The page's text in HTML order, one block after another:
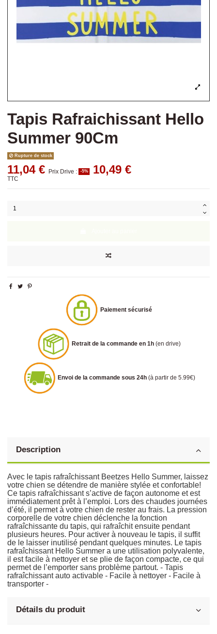
Tapis Rafraichissant Hello
Summer 90Cm
Rupture de stock
11,04 € Prix Drive : -5% 10,49 €
TTC
Paiement sécurisé
Retrait de la commande en 1h (en drive)
Envoi de la commande sous 24h (à partir de 5.99€)
Description
Avec le tapis rafraîchissant Beetzes Hello Summer, laissez
votre chien se détendre de manière stylée et confortable!
Ce tapis rafraîchissant s’active de façon autonome et est
immédiatement prêt à l’emploi. Lors des chaudes journées
d’été, il permet à votre chien de rester au frais. La pression
corporelle de votre chien déclenche la fonction
rafraîchissante du tapis, qui rafraîchit ensuite pendant
plusieurs heures. Pour activer à nouveau le tapis, il suffit
de le laisser inutilisé pendant quelques minutes. Le tapis
rafraîchissant Hello Summer a une utilisation polyvalente,
il est facile à nettoyer et se plie de façon compacte, ce qui
permet de l’emporter sans problème partout. - Tapis
rafraîchissant auto activable - Facile à nettoyer - Facile à
transporter -
Détails du produit